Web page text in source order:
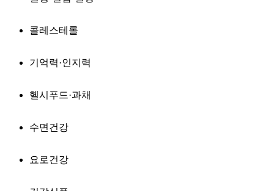
콜레스테롤
기억력·인지력
헬시푸드·과채
수면건강
요로건강